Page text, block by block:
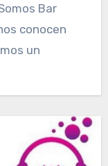
Bar
conocen
un